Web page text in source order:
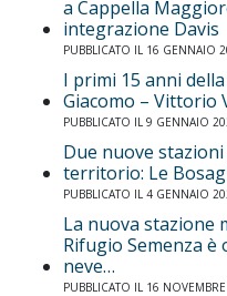
a Cappella
integrazione Davis
PUBBLICATO IL 16 GENNAIO
I primi 15 anni
Giacomo – Vittorio
PUBBLICATO IL 9 GENNAIO
Due nuove
territorio: Le
PUBBLICATO IL 4 GENNAIO
La nuova stazione
Rifugio Semenza
neve…
PUBBLICATO IL 16